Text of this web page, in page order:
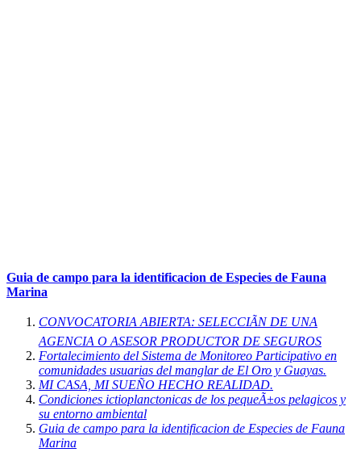
Guia de campo para la identificacion de Especies de Fauna
Marina
CONVOCATORIA ABIERTA: SELECCIÃN DE UNA
AGENCIA O ASESOR PRODUCTOR DE SEGUROS
Fortalecimiento del Sistema de Monitoreo Participativo en
comunidades usuarias del manglar de El Oro y Guayas.
MI CASA, MI SUEÑO HECHO REALIDAD.
Condiciones ictioplanctonicas de los pequeÃ±os pelagicos y
su entorno ambiental
Guia de campo para la identificacion de Especies de Fauna
Marina